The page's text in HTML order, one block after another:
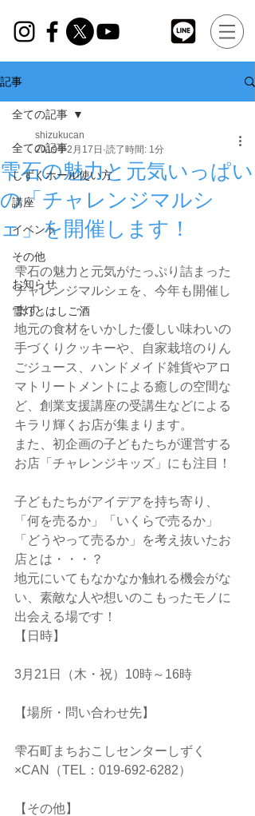
記事
全ての記事
しずくホール使い方
講座
イベント
その他
お知らせ
雪灯とはしご酒
全ての記事
雫石の魅力と元気いっぱい
の「チャレンジマルシ
ェ」を開催します！
shizukucan
2019年2月17日 読了時間: 1分
雫石の魅力と元気がたっぷり詰まった
チャレンジマルシェを、今年も開催し
ます。
地元の食材をいかした優しい味わいの
手づくりクッキーや、自家栽培のりん
ごジュース、ハンドメイド雑貨やアロ
マトリートメントによる癒しの空間な
ど、創業支援講座の受講生などによる
キラリ輝くお店が集まります。
また、初企画の子どもたちが運営する
お店「チャレンジキッズ」にも注目！
子どもたちがアイデアを持ち寄り、
「何を売るか」「いくらで売るか」
「どうやって売るか」を考え抜いたお
店とは・・・？
地元にいてもなかなか触れる機会がな
い、素敵な人や想いのこもったモノに
出会える場です！
【日時】
3月21日（木・祝）10時～16時
【場所・問い合わせ先】
雫石町まちおこしセンターしずく
×CAN（TEL：019-692-6282）
【その他】